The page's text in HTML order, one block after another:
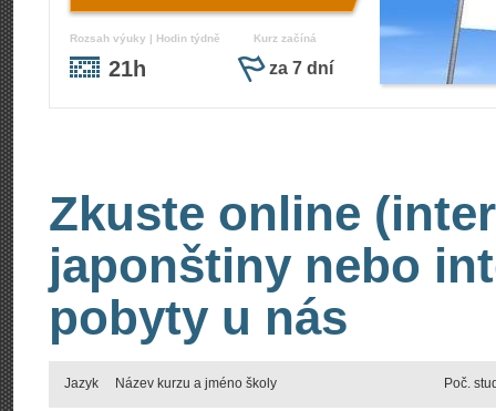
Rozsah výuky | Hodin týdně
21h
Kurz začíná
za 7 dní
Zkuste online
japonštiny nebo
pobyty u nás
Jazyk Název kurzu a jméno školy Poč.